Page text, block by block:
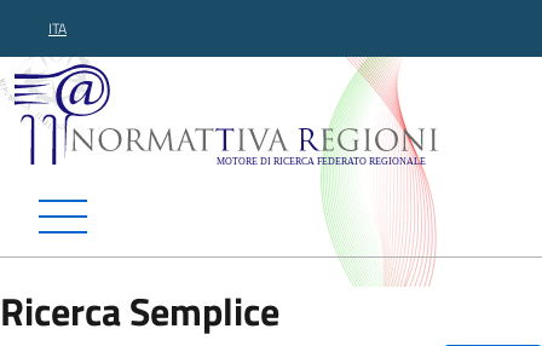
ITA
Normattiva Regioni -
Ricerca Semplice